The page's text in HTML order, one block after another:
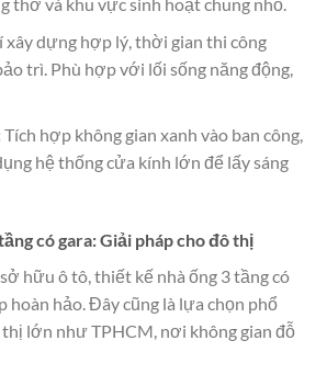
xây dựng hợp lý, thời gian thi công
trì. Phù hợp với lối sống năng động,
Tích hợp không gian xanh vào ban công,
hệ thống cửa kính lớn để lấy sáng
có gara: Giải pháp cho đô thị
hữu ô tô, thiết kế nhà ống 3 tầng có
hoàn hảo. Đây cũng là lựa chọn phổ
thị lớn như TPHCM, nơi không gian đỗ